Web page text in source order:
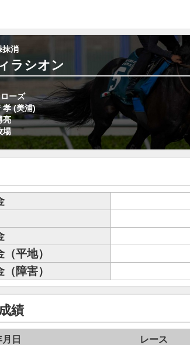
抹消
ラシオン
ーズ
孝 (美浦)
亮
場
平地）
障害）
績
日 レース